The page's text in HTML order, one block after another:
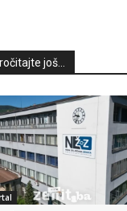
još...